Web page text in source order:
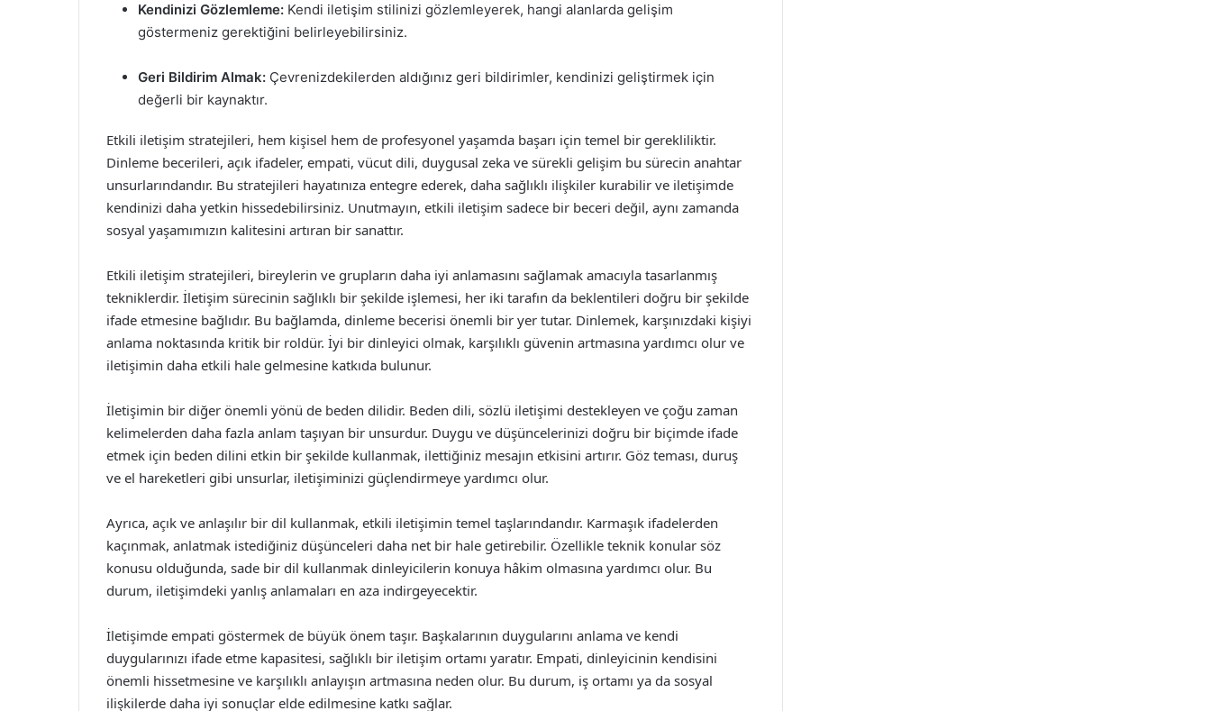
Kendinizi Gözlemleme: Kendi iletişim stilinizi gözlemleyerek, hangi alanlarda gelişim
göstermeniz gerektiğini belirleyebilirsiniz.
Geri Bildirim Almak: Çevrenizdekilerden aldığınız geri bildirimler, kendinizi geliştirmek için
değerli bir kaynaktır.
Etkili iletişim stratejileri, hem kişisel hem de profesyonel yaşamda başarı için temel bir gerekliliktir.
Dinleme becerileri, açık ifadeler, empati, vücut dili, duygusal zeka ve sürekli gelişim bu sürecin anahtar
unsurlarındandır. Bu stratejileri hayatınıza entegre ederek, daha sağlıklı ilişkiler kurabilir ve iletişimde
kendinizi daha yetkin hissedebilirsiniz. Unutmayın, etkili iletişim sadece bir beceri değil, aynı zamanda
sosyal yaşamımızın kalitesini artıran bir sanattır.
Etkili iletişim stratejileri, bireylerin ve grupların daha iyi anlamasını sağlamak amacıyla tasarlanmış
tekniklerdir. İletişim sürecinin sağlıklı bir şekilde işlemesi, her iki tarafın da beklentileri doğru bir şekilde
ifade etmesine bağlıdır. Bu bağlamda, dinleme becerisi önemli bir yer tutar. Dinlemek, karşınızdaki kişiyi
anlama noktasında kritik bir roldür. İyi bir dinleyici olmak, karşılıklı güvenin artmasına yardımcı olur ve
iletişimin daha etkili hale gelmesine katkıda bulunur.
İletişimin bir diğer önemli yönü de beden dilidir. Beden dili, sözlü iletişimi destekleyen ve çoğu zaman
kelimelerden daha fazla anlam taşıyan bir unsurdur. Duygu ve düşüncelerinizi doğru bir biçimde ifade
etmek için beden dilini etkin bir şekilde kullanmak, ilettiğiniz mesajın etkisini artırır. Göz teması, duruş
ve el hareketleri gibi unsurlar, iletişiminizi güçlendirmeye yardımcı olur.
Ayrıca, açık ve anlaşılır bir dil kullanmak, etkili iletişimin temel taşlarındandır. Karmaşık ifadelerden
kaçınmak, anlatmak istediğiniz düşünceleri daha net bir hale getirebilir. Özellikle teknik konular söz
konusu olduğunda, sade bir dil kullanmak dinleyicilerin konuya hâkim olmasına yardımcı olur. Bu
durum, iletişimdeki yanlış anlamaları en aza indirgeyecektir.
İletişimde empati göstermek de büyük önem taşır. Başkalarının duygularını anlama ve kendi
duygularınızı ifade etme kapasitesi, sağlıklı bir iletişim ortamı yaratır. Empati, dinleyicinin kendisini
önemli hissetmesine ve karşılıklı anlayışın artmasına neden olur. Bu durum, iş ortamı ya da sosyal
ilişkilerde daha iyi sonuçlar elde edilmesine katkı sağlar.